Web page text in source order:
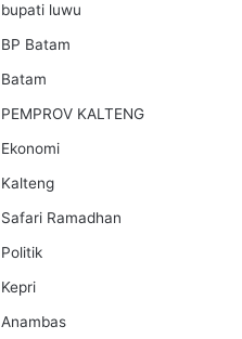
bupati luwu
BP Batam
Batam
PEMPROV KALTENG
Ekonomi
Kalteng
Safari Ramadhan
Politik
Kepri
Anambas